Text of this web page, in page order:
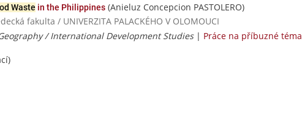
Waste in the Philippines (Anieluz Concepcion PASTOLERO)
fakulta / UNIVERZITA PALACKÉHO V OLOMOUCI
/ International Development Studies| Práce na příbuzné téma